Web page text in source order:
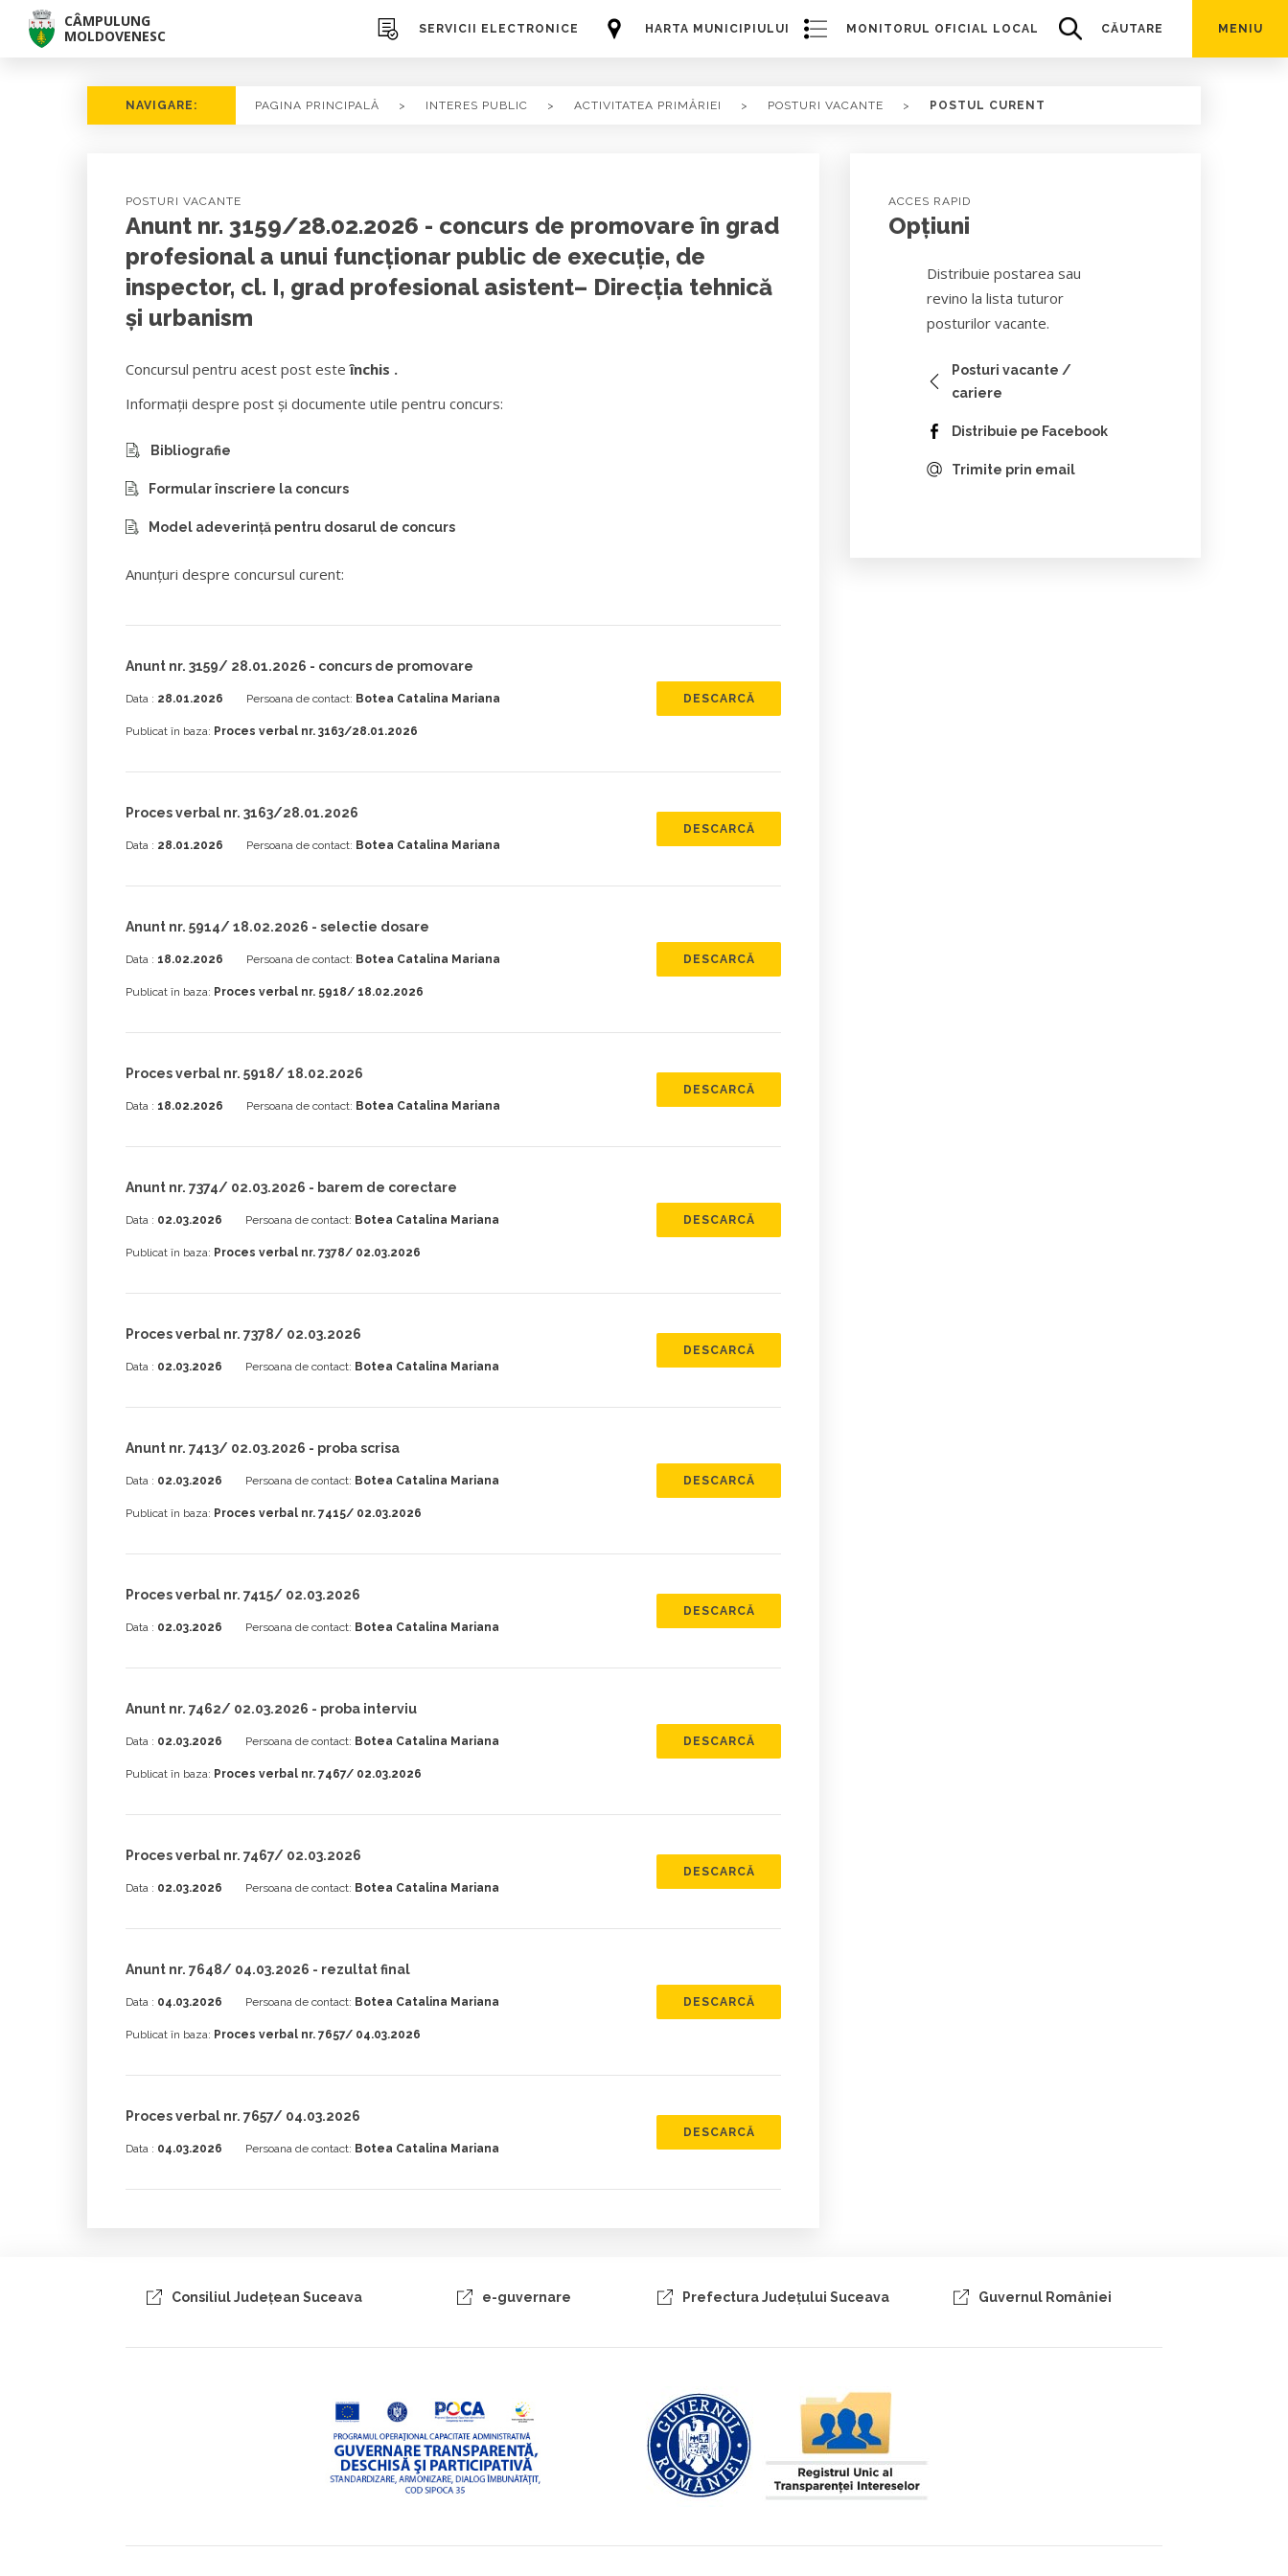
CÂMPULUNG
MOLDOVENESC
HARTA MUNICIPIULUI
SERVICII ELECTRONICE MONITORUL OFICIAL LOCAL CĂUTARE MENIU
NAVIGARE: PAGINA PRINCIPALĂ > INTERES PUBLIC > ACTIVITATEA PRIMĂRIEI > POSTURI VACANTE > POSTUL CURENT
POSTURI VACANTE
Anunt nr. 3159/28.02.2026 - concurs de promovare în grad
profesional a unui funcționar public de execuție, de
inspector, cl. I, grad profesional asistent– Direcția tehnică
și urbanism
Concursul pentru acest post esteînchis .
Informații despre post și documente utile pentru concurs:
Bibliografie
Formular înscriere la concurs
Model adeverință pentru dosarul de concurs
Anunțuri despre concursul curent:
Anunt nr. 3159/ 28.01.2026 - concurs de promovare
Data : 28.01.2026 Persoana de contact: Botea Catalina Mariana
Publicat în baza: Proces verbal nr. 3163/28.01.2026
DESCARCĂ
Proces verbal nr. 3163/28.01.2026
Data : 28.01.2026 Persoana de contact: Botea Catalina Mariana
DESCARCĂ
Anunt nr. 5914/ 18.02.2026 - selectie dosare
Data : 18.02.2026 Persoana de contact: Botea Catalina Mariana
Publicat în baza: Proces verbal nr. 5918/ 18.02.2026
DESCARCĂ
Proces verbal nr. 5918/ 18.02.2026
Data : 18.02.2026 Persoana de contact: Botea Catalina Mariana
DESCARCĂ
Anunt nr. 7374/ 02.03.2026 - barem de corectare
Data : 02.03.2026 Persoana de contact: Botea Catalina Mariana
Publicat în baza: Proces verbal nr. 7378/ 02.03.2026
DESCARCĂ
Proces verbal nr. 7378/ 02.03.2026
Data : 02.03.2026 Persoana de contact: Botea Catalina Mariana
DESCARCĂ
Anunt nr. 7413/ 02.03.2026 - proba scrisa
Data : 02.03.2026 Persoana de contact: Botea Catalina Mariana
Publicat în baza: Proces verbal nr. 7415/ 02.03.2026
DESCARCĂ
Proces verbal nr. 7415/ 02.03.2026
Data : 02.03.2026 Persoana de contact: Botea Catalina Mariana
DESCARCĂ
Anunt nr. 7462/ 02.03.2026 - proba interviu
Data : 02.03.2026 Persoana de contact: Botea Catalina Mariana
Publicat în baza: Proces verbal nr. 7467/ 02.03.2026
DESCARCĂ
Proces verbal nr. 7467/ 02.03.2026
Data : 02.03.2026 Persoana de contact: Botea Catalina Mariana
DESCARCĂ
Anunt nr. 7648/ 04.03.2026 - rezultat final
Data : 04.03.2026 Persoana de contact: Botea Catalina Mariana
Publicat în baza: Proces verbal nr. 7657/ 04.03.2026
DESCARCĂ
Proces verbal nr. 7657/ 04.03.2026
Data : 04.03.2026 Persoana de contact: Botea Catalina Mariana
DESCARCĂ
ACCES RAPID
Opțiuni
Distribuie postarea sau
revino la lista tuturor
posturilor vacante.
Posturi vacante /
cariere
Distribuie pe Facebook
Trimite prin email
Consiliul Judeţean Suceava e-guvernare Prefectura Judeţului Suceava Guvernul României